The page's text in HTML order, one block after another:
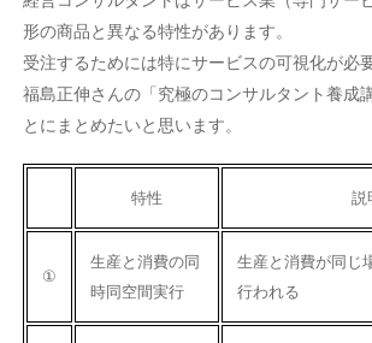
形の商品と異なる特性があります。
受注するためには特にサービスの可視化が必
福島正伸さんの「究極のコンサルタント養成
とにまとめたいと思います。
特性 説
①
生産と消費の同
時同空間実行
生産と消費が同じ
行われる